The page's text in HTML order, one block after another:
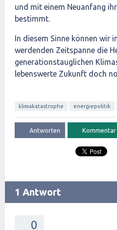
und mit einem Neuanfang
bestimmt.
In diesem Sinne können wir
werdenden Zeitspanne die
generationstauglichen
lebenswerte Zukunft doch
klimakatastrophe energiepolitik
1 Antwort
0